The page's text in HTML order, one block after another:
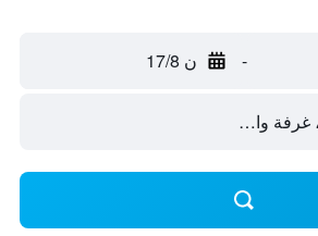
- ن 17/8